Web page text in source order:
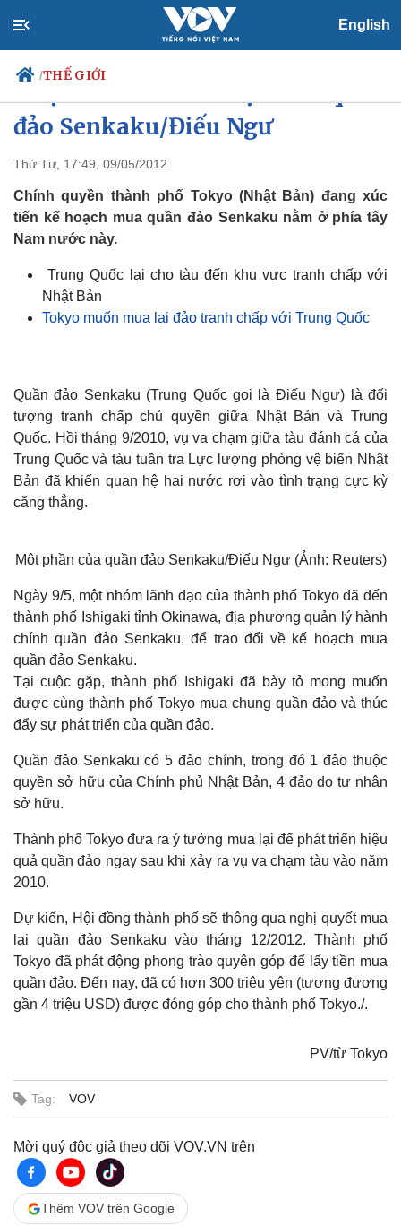
English
/THẾ GIỚI
Chính trị
Đảng
Tổ chức nhân sự
Quốc hội
Nhận diện sự thật
Tin 24h
Dự báo thời tiết
Việc làm
Thế giới
Quan sát
Cuộc sống đó đây
Hồ sơ
Multimedia
Video
đảo Senkaku/Điếu Ngư
Thứ Tư, 17:49, 09/05/2012
Chính quyền thành phố Tokyo (Nhật Bản) đang xúc
tiến kế hoạch mua quần đảo Senkaku nằm ở phía tây
Nam nước này.
Trung Quốc lại cho tàu đến khu vực tranh chấp với
Nhật Bản
Tokyo muốn mua lại đảo tranh chấp với Trung Quốc
Quần đảo Senkaku (Trung Quốc gọi là Điếu Ngư) là đối
tượng tranh chấp chủ quyền giữa Nhật Bản và Trung
Quốc. Hồi tháng 9/2010, vụ va chạm giữa tàu đánh cá của
Trung Quốc và tàu tuần tra Lực lượng phòng vệ biển Nhật
Bản đã khiến quan hệ hai nước rơi vào tình trạng cực kỳ
căng thẳng.
Một phần của quần đảo Senkaku/Điếu Ngư (Ảnh: Reuters)
Ngày 9/5, một nhóm lãnh đạo của thành phố Tokyo đã đến
thành phố Ishigaki tỉnh Okinawa, địa phương quản lý hành
chính quần đảo Senkaku, để trao đổi về kế hoạch mua
quần đảo Senkaku.
Tại cuộc gặp, thành phố Ishigaki đã bày tỏ mong muốn
được cùng thành phố Tokyo mua chung quần đảo và thúc
đẩy sự phát triển của quần đảo.
Quần đảo Senkaku có 5 đảo chính, trong đó 1 đảo thuộc
quyền sở hữu của Chính phủ Nhật Bản, 4 đảo do tư nhân
sở hữu.
Thành phố Tokyo đưa ra ý tưởng mua lại để phát triển hiệu
quả quần đảo ngay sau khi xảy ra vụ va chạm tàu vào năm
2010.
Dự kiến, Hội đồng thành phố sẽ thông qua nghị quyết mua
lại quần đảo Senkaku vào tháng 12/2012. Thành phố
Tokyo đã phát động phong trào quyên góp để lấy tiền mua
quần đảo. Đến nay, đã có hơn 300 triệu yên (tương đương
gần 4 triệu USD) được đóng góp cho thành phố Tokyo./.
PV/từ Tokyo
Tag: VOV
Mời quý độc giả theo dõi VOV.VN trên
Thêm VOV trên Google